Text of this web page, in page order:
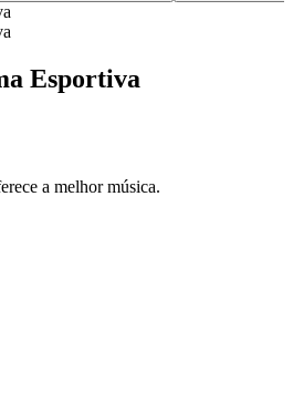
Esportiva
a melhor música.